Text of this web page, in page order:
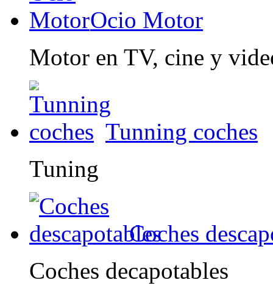
Ocio Motor
Motor en TV, cine y
Tunning coches
Tuning
Coches
Coches decapotables